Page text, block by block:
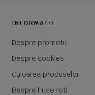
INFORMATII
Despre promotii
Despre cookies
Culoarea produselor
Despre huse roti